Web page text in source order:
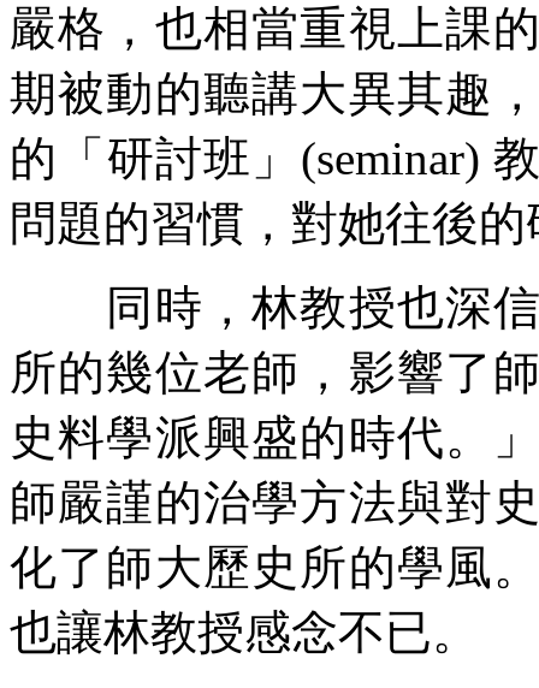
嚴格，也相當重視上課
期被動的聽講大異其趣
的「研討班」(seminar)
問題的習慣，對她往後
同時，林教授也深信
所的幾位老師，影響了
史料學派興盛的時代。
師嚴謹的治學方法與對
化了師大歷史所的學風
也讓林教授感念不已。